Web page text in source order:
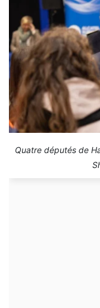
Quatre députés de